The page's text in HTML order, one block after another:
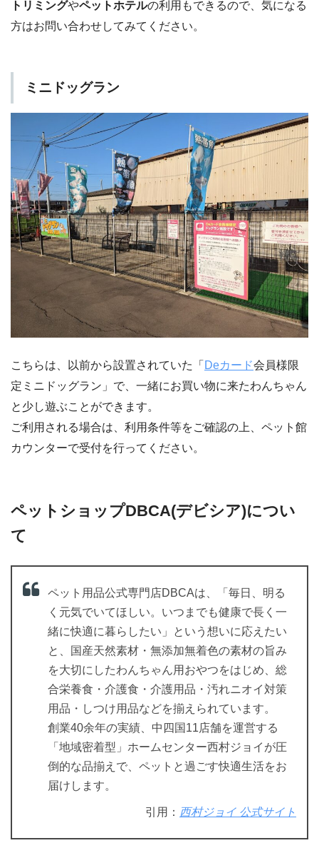
トリミングやペットホテルの利用もできるので、気になる
方はお問い合わせしてみてください。
ミニドッグラン
こちらは、以前から設置されていた「 Deカード会員様限
定ミニドッグラン」で、一緒にお買い物に来たわんちゃん
と少し遊ぶことができます。
ご利用される場合は、利用条件等をご確認の上、ペット館
カウンターで受付を行ってください。
ペットショップDBCA(デビシア)につい
て
ペット用品公式専門店DBCAは、「毎日、明る
く元気でいてほしい。いつまでも健康で長く一
緒に快適に暮らしたい」という想いに応えたい
と、国産天然素材・無添加無着色の素材の旨み
を大切にしたわんちゃん用おやつをはじめ、総
合栄養食・介護食・介護用品・汚れニオイ対策
用品・しつけ用品などを揃えられています。
創業40余年の実績、中四国11店舗を運営する
「地域密着型」ホームセンター西村ジョイが圧
倒的な品揃えで、ペットと過ごす快適生活をお
届けします。
引用： 西村ジョイ 公式サイト